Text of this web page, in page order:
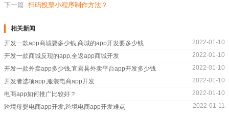
下一篇 扫码投票小程序制作方法？
相关新闻
开发一款app商城要多少钱,商城的app开发要多少钱
2022-01-10
开发一款商城反现的app,全返app商城开发
2022-01-10
开发一款外卖app多少钱,宜君县外卖平台app开发多少钱
2022-01-10
开发者选项app,服装电商app开发
2022-01-10
电商app如何推广比较好？
2022-01-10
跨境母婴电商app开发,跨境电商app开发难点
2022-01-11